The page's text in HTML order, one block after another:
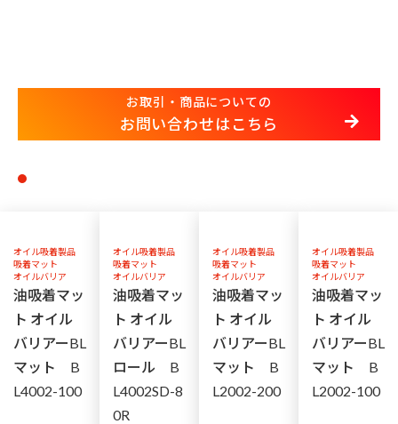
お取引・商品についての
お問い合わせはこちら
オイル吸着製品
吸着マット
オイルバリア
油吸着マッ
ト オイル
バリアーBL
マット B
L4002-100
オイル吸着製品
吸着マット
オイルバリア
油吸着マッ
ト オイル
バリアーBL
ロール B
L4002SD-8
0R
オイル吸着製品
吸着マット
オイルバリア
油吸着マッ
ト オイル
バリアーBL
マット B
L2002-200
オイル吸着製品
吸着マット
オイルバリア
油吸着マッ
ト オイル
バリアーBL
マット B
L2002-100